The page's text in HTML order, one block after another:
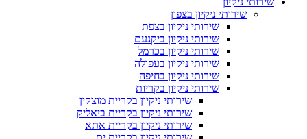
שירותי ניקיון בצפון
שירותי ניקיון בצפת
שירותי ניקיון ביקנעם
שירותי ניקיון בכרמל
שירותי ניקיון בעפולה
שירותי ניקיון בחיפה
שירותי ניקיון בקריות
שירותי ניקיון בקריית מוצקין
שירותי ניקיון בקריית ביאליק
שירותי ניקיון בקריית אתא